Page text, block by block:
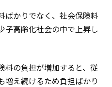
ばかりでなく、社会保険料
子高齢化社会の中で上昇し
料の負担が増加すると、従
増え続けるため負担ばかり